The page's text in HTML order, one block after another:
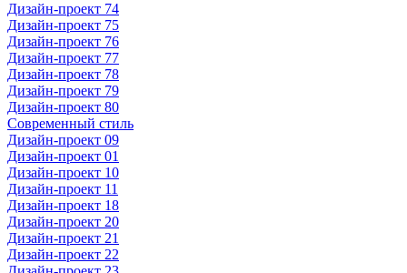
Дизайн-проект 74
Дизайн-проект 75
Дизайн-проект 76
Дизайн-проект 77
Дизайн-проект 78
Дизайн-проект 79
Дизайн-проект 80
Современный стиль
Дизайн-проект 09
Дизайн-проект 01
Дизайн-проект 10
Дизайн-проект 11
Дизайн-проект 18
Дизайн-проект 20
Дизайн-проект 21
Дизайн-проект 22